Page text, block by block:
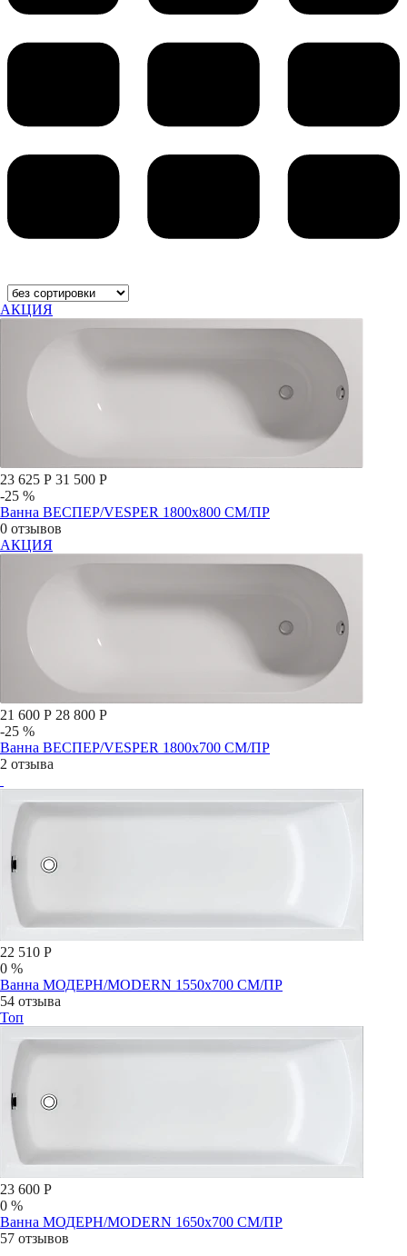
АКЦИЯ
23 625 Р 31 500 Р
-25 %
Ванна ВЕСПЕР/VESPER 1800х800 СМ/ПР
0 отзывов
АКЦИЯ
21 600 Р 28 800 Р
-25 %
Ванна ВЕСПЕР/VESPER 1800х700 СМ/ПР
2 отзыва
22 510 Р
0 %
Ванна МОДЕРН/MODERN 1550х700 СМ/ПР
54 отзыва
Топ
23 600 Р
0 %
Ванна МОДЕРН/MODERN 1650х700 СМ/ПР
57 отзывов